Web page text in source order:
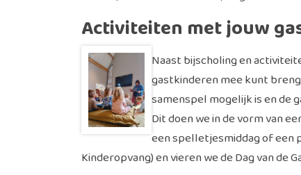
Activiteiten met jouw
Naast bijscholing en
gastkinderen mee kunt
samenspel mogelijk is en de
Dit doen we in de vorm van
een spelletjesmiddag of een
Kinderopvang) en vieren we de Dag van